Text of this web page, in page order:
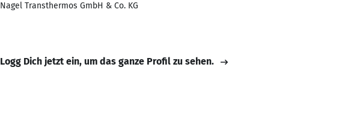
Nagel Transthermos GmbH & Co. KG
Logg Dich jetzt ein, um das ganze Profil zu sehen.